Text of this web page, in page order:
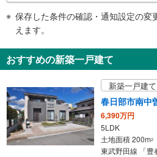
・改札内
その他
・点字テープ（券売機・手すり等）
知
を
け
取
る
・
条
保存した条件の確認・通知設定の変
えます。
おすすめの新築一戸建て
新築一戸建て
春日部市南
6,390万円
5LDK
土地面積 200m2
東武野田線 「豊